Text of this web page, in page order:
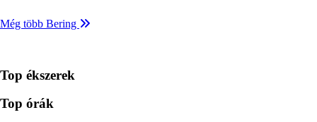
Még több Bering
Top ékszerek
Top órák